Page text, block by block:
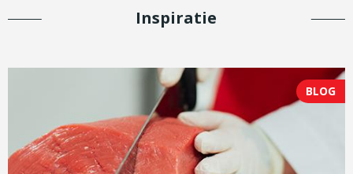
Inspiratie
BLOG